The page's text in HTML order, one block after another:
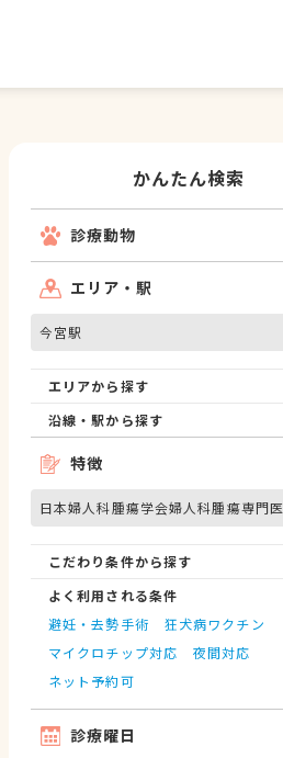
かんたん検索
診療動物
エリア・駅
今宮駅
エリアから探す
沿線・駅から探す
特徴
日本婦人科腫瘍学会婦人科腫瘍専門医
こだわり条件から探す
よく利用される条件
避妊・去勢手術
狂犬病ワクチン
マイクロチップ対応
夜間対応
ネット予約可
診療曜日